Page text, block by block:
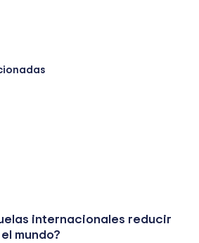
internacionales reducir
mundo?